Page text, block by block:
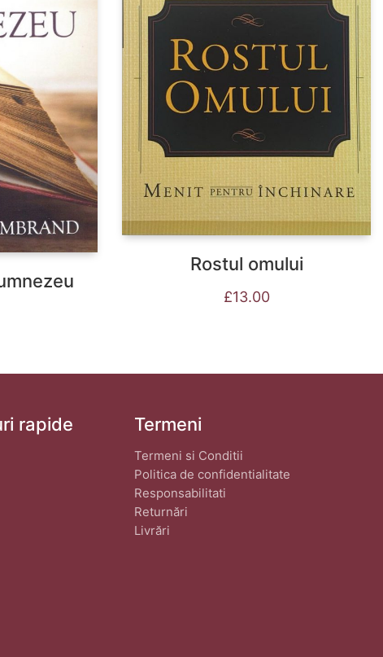
Rostul omului
£13.00
rapide Termeni
Termeni si Conditii
Politica de confidentialitate
Responsabilitati
Returnări
Livrări